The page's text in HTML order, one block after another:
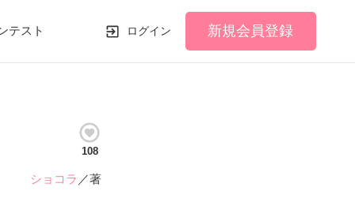
テスト ログイン 新規会員登録
108
ショコラ ／著